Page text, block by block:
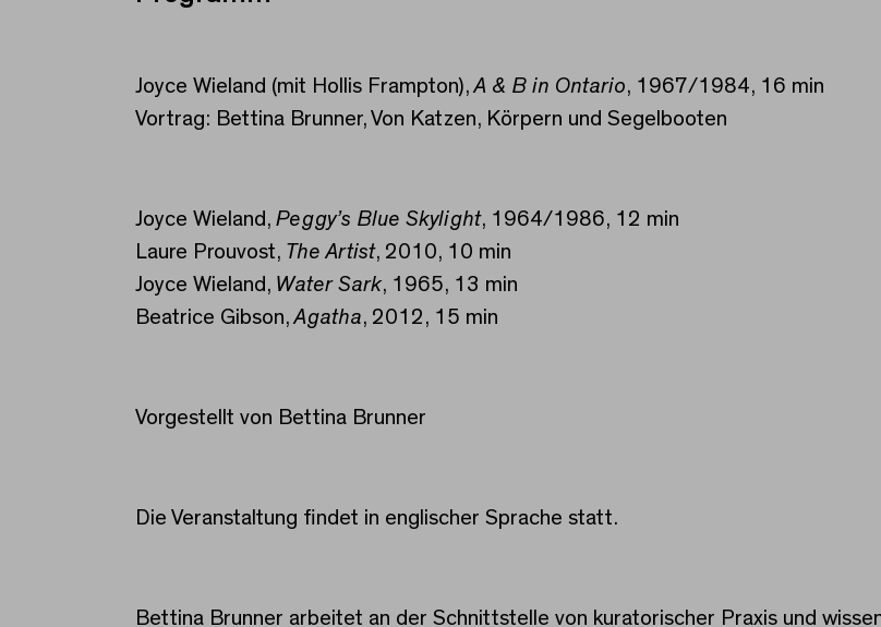
Joyce Wieland (mit Hollis Frampton),A & B in Ontario, 1967/1984, 16 min
Vortrag: Bettina Brunner, Von Katzen, Körpern und Segelbooten
Joyce Wieland, Peggy’s Blue Skylight, 1964/1986, 12 min
Laure Prouvost, The Artist, 2010, 10 min
Joyce Wieland, Water Sark, 1965, 13 min
Beatrice Gibson,Agatha, 2012, 15 min
Vorgestellt von Bettina Brunner
Die Veranstaltung findet in englischer Sprache statt.
Bettina Brunner arbeitet an der Schnittstelle von kuratorischer Praxis und